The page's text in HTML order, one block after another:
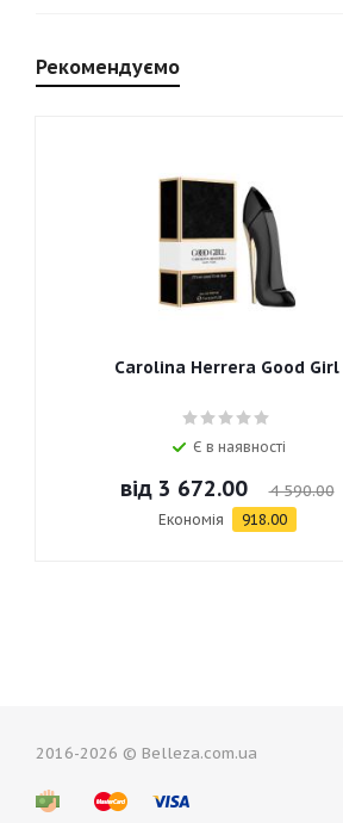
Рекомендуємо
Carolina Herrera Good Girl
Є в наявності
від 3 672.00 4 590.00
Економія 918.00
2016-2026 © Belleza.com.ua